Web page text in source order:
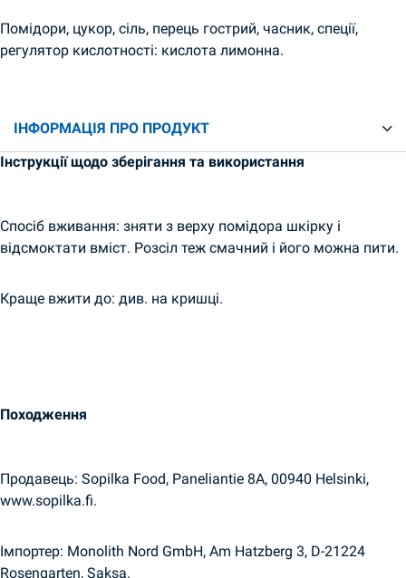
Помідори, цукор, сіль, перець гострий, часник, спеції,
регулятор кислотності: кислота лимонна.
ІНФОРМАЦІЯ ПРО ПРОДУКТ
Інструкції щодо зберігання та використання
Спосіб вживання: зняти з верху помідора шкірку і
відсмоктати вміст. Розсіл теж смачний і його можна пити.
Краще вжити до: див. на кришці.
Походження
Продавець: Sopilka Food, Paneliantie 8A, 00940 Helsinki,
www.sopilka.fi.
Імпортер: Monolith Nord GmbH, Am Hatzberg 3, D-21224
Rosengarten, Saksa.